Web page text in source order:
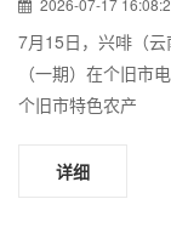
2026-07-17
7月15日，兴啡（
（一期）在个旧市
个旧市特色农产
详细